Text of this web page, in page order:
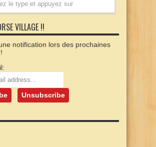
VILLAGE !!
notification lors des prochaines